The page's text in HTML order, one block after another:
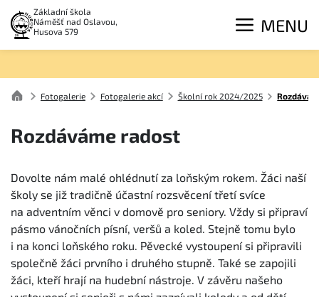
Základní škola
Náměšť nad Oslavou,
Husova 579
MENU
Fotogalerie Fotogalerie akcí Školní rok 2024/2025
Rozdáváme radost
Dovolte nám malé ohlédnutí za loňským rokem. Žáci naší
školy se již tradičně účastní rozsvěcení třetí svíce
na adventním věnci v domově pro seniory. Vždy si připraví
pásmo vánočních písní, veršů a koled. Stejně tomu bylo
i na konci loňského roku. Pěvecké vystoupení si připravili
společně žáci prvního i druhého stupně. Také se zapojili
žáci, kteří hrají na hudební nástroje. V závěru našeho